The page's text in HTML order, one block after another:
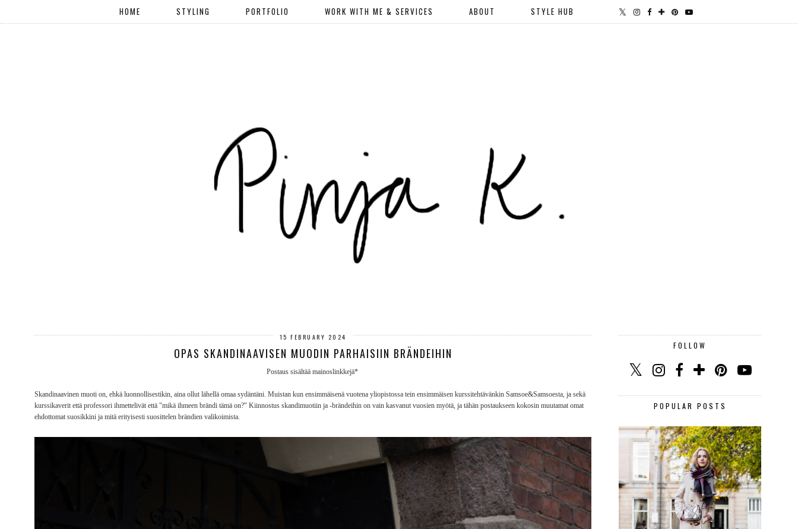
HOME STYLING PORTFOLIO WORK WITH ME & SERVICES ABOUT STYLE HUB
15 FEBRUARY 2024
OPAS SKANDINAAVISEN MUODIN PARHAISIIN BRÄNDEIHIN
Postaus sisältää mainoslinkkejä*
Skandinaavinen muoti on, ehkä luonnollisestikin, aina ollut lähellä omaa sydäntäni. Muistan kun ensimmäisenä vuotena yliopistossa tein ensimmäisen kurssitehtävänkin Samsoe&Samsoesta, ja sekä
kurssikaverit että professori ihmettelivät että "mikä ihmeen brändi tämä on?" Kiinnostus skandimuotiin ja -brändeihin on vain kasvanut vuosien myötä, ja tähän postaukseen kokosin muutamat omat
ehdottomat suosikkini ja mitä erityisesti suosittelen brändien valikoimista.
FOLLOW
POPULAR POSTS